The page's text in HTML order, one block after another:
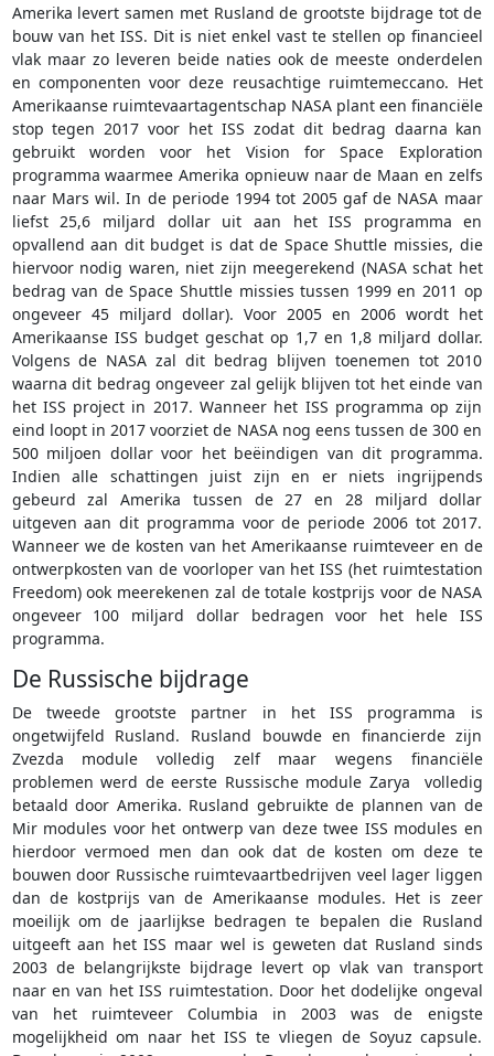
Amerika levert samen met Rusland de grootste bijdrage tot de
bouw van het ISS. Dit is niet enkel vast te stellen op financieel
vlak maar zo leveren beide naties ook de meeste onderdelen
en componenten voor deze reusachtige ruimtemeccano. Het
Amerikaanse ruimtevaartagentschap NASA plant een financiële
stop tegen 2017 voor het ISS zodat dit bedrag daarna kan
gebruikt worden voor het Vision for Space Exploration
programma waarmee Amerika opnieuw naar de Maan en zelfs
naar Mars wil. In de periode 1994 tot 2005 gaf de NASA maar
liefst 25,6 miljard dollar uit aan het ISS programma en
opvallend aan dit budget is dat de Space Shuttle missies, die
hiervoor nodig waren, niet zijn meegerekend (NASA schat het
bedrag van de Space Shuttle missies tussen 1999 en 2011 op
ongeveer 45 miljard dollar). Voor 2005 en 2006 wordt het
Amerikaanse ISS budget geschat op 1,7 en 1,8 miljard dollar.
Volgens de NASA zal dit bedrag blijven toenemen tot 2010
waarna dit bedrag ongeveer zal gelijk blijven tot het einde van
het ISS project in 2017. Wanneer het ISS programma op zijn
eind loopt in 2017 voorziet de NASA nog eens tussen de 300 en
500 miljoen dollar voor het beëindigen van dit programma.
Indien alle schattingen juist zijn en er niets ingrijpends
gebeurd zal Amerika tussen de 27 en 28 miljard dollar
uitgeven aan dit programma voor de periode 2006 tot 2017.
Wanneer we de kosten van het Amerikaanse ruimteveer en de
ontwerpkosten van de voorloper van het ISS (het ruimtestation
Freedom) ook meerekenen zal de totale kostprijs voor de NASA
ongeveer 100 miljard dollar bedragen voor het hele ISS
programma.
De Russische bijdrage
De tweede grootste partner in het ISS programma is
ongetwijfeld Rusland. Rusland bouwde en financierde zijn
Zvezda module volledig zelf maar wegens financiële
problemen werd de eerste Russische module Zarya volledig
betaald door Amerika. Rusland gebruikte de plannen van de
Mir modules voor het ontwerp van deze twee ISS modules en
hierdoor vermoed men dan ook dat de kosten om deze te
bouwen door Russische ruimtevaartbedrijven veel lager liggen
dan de kostprijs van de Amerikaanse modules. Het is zeer
moeilijk om de jaarlijkse bedragen te bepalen die Rusland
uitgeeft aan het ISS maar wel is geweten dat Rusland sinds
2003 de belangrijkste bijdrage levert op vlak van transport
naar en van het ISS ruimtestation. Door het dodelijke ongeval
van het ruimteveer Columbia in 2003 was de enigste
mogelijkheid om naar het ISS te vliegen de Soyuz capsule.